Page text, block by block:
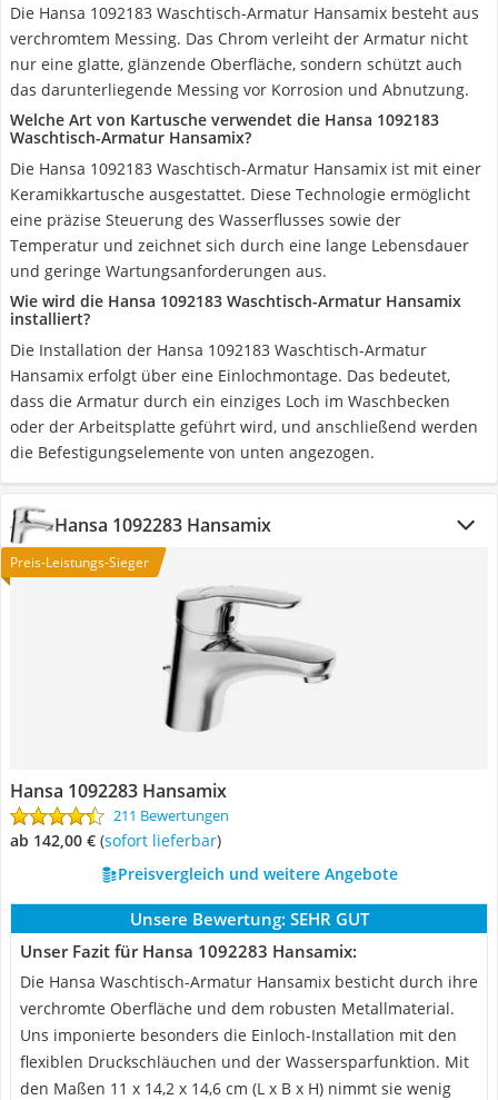
Die Hansa 1092183 Waschtisch-Armatur Hansamix besteht aus
verchromtem Messing. Das Chrom verleiht der Armatur nicht
nur eine glatte, glänzende Oberfläche, sondern schützt auch
das darunterliegende Messing vor Korrosion und Abnutzung.
Welche Art von Kartusche verwendet die Hansa 1092183
Waschtisch-Armatur Hansamix?
Die Hansa 1092183 Waschtisch-Armatur Hansamix ist mit einer
Keramikkartusche ausgestattet. Diese Technologie ermöglicht
eine präzise Steuerung des Wasserflusses sowie der
Temperatur und zeichnet sich durch eine lange Lebensdauer
und geringe Wartungsanforderungen aus.
Wie wird die Hansa 1092183 Waschtisch-Armatur Hansamix
installiert?
Die Installation der Hansa 1092183 Waschtisch-Armatur
Hansamix erfolgt über eine Einlochmontage. Das bedeutet,
dass die Armatur durch ein einziges Loch im Waschbecken
oder der Arbeitsplatte geführt wird, und anschließend werden
die Befestigungselemente von unten angezogen.
Hansa 1092283 Hansamix
Preis-Leistungs-Sieger
Hansa 1092283 Hansamix
211 Bewertungen
ab 142,00 € ( Sofort lieferbar)
Preisvergleich und weitere Angebote
Unsere Bewertung: SEHR GUT
Unser Fazit für Hansa 1092283 Hansamix:
Die Hansa Waschtisch-Armatur Hansamix besticht durch ihre
verchromte Oberfläche und dem robusten Metallmaterial.
Uns imponierte besonders die Einloch-Installation mit den
flexiblen Druckschläuchen und der Wassersparfunktion. Mit
den Maßen 11 x 14,2 x 14,6 cm (L x B x H) nimmt sie wenig